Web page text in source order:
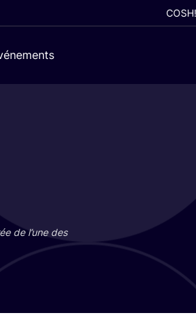
de l’une des